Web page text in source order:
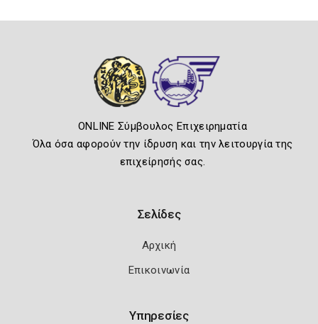
ONLINE Σύμβουλος Επιχειρηματία
Όλα όσα αφορούν την ίδρυση και την λειτουργία της
επιχείρησής σας.
Σελίδες
Αρχική
Επικοινωνία
Υπηρεσίες